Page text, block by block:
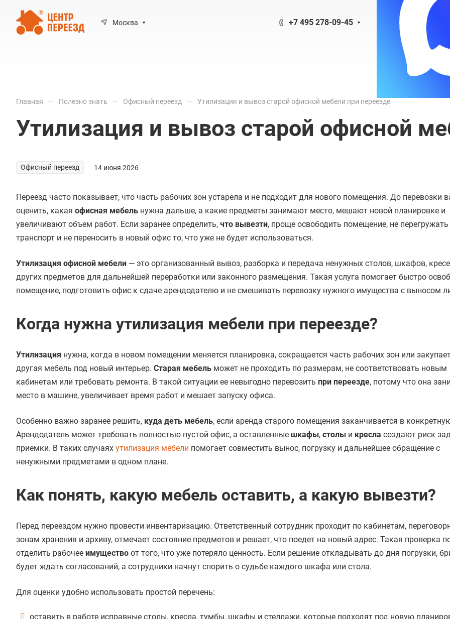
Москва +7 495 278-09-45
Главная — Полезно знать — Офисный переезд — Утилизация и вывоз старой офисной мебели при переезде
Утилизация и вывоз старой офисной
Офисный переезд 14 июня 2026
Переезд часто показывает, что часть рабочих зон устарела и не подходит для нового помещения. До перевозки
оценить, какая офисная мебель нужна дальше, а какие предметы занимают место, мешают новой планировке и
увеличивают объем работ. Если заранее определить, что вывезти, проще освободить помещение, не перегружать
транспорт и не переносить в новый офис то, что уже не будет использоваться.
Утилизация офисной мебели — это организованный вывоз, разборка и передача ненужных столов, шкафов,
других предметов для дальнейшей переработки или законного размещения. Такая услуга помогает быстро
помещение, подготовить офис к сдаче арендодателю и не смешивать перевозку нужного имущества с выносом
Когда нужна утилизация мебели при переезде?
Утилизация нужна, когда в новом помещении меняется планировка, сокращается часть рабочих зон или
другая мебель под новый интерьер. Старая мебель может не проходить по размерам, не соответствовать новым
кабинетам или требовать ремонта. В такой ситуации ее невыгодно перевозить при переезде, потому что она
место в машине, увеличивает время работ и мешает запуску офиса.
Особенно важно заранее решить, куда деть мебель, если аренда старого помещения заканчивается в
Арендодатель может требовать полностью пустой офис, а оставленные шкафы, столы и кресла создают риск
приемки. В таких случаях утилизация мебели помогает совместить вынос, погрузку и дальнейшее обращение с
ненужными предметами в одном плане.
Как понять, какую мебель оставить, а какую вывезти?
Перед переездом нужно провести инвентаризацию. Ответственный сотрудник проходит по кабинетам,
зонам хранения и архиву, отмечает состояние предметов и решает, что поедет на новый адрес. Такая проверка
отделить рабочее имущество от того, что уже потеряло ценность. Если решение откладывать до дня погрузки,
будет ждать согласований, а сотрудники начнут спорить о судьбе каждого шкафа или стола.
Для оценки удобно использовать простой перечень:
оставить в работе исправные столы, кресла, тумбы, шкафы и стеллажи, которые подходят под новую